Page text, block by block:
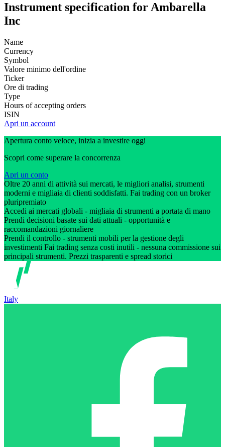
Instrument specification for Ambarella
Inc
Name
Currency
Symbol
Valore minimo dell'ordine
Ticker
Ore di trading
Type
Hours of accepting orders
ISIN
Apri un account
Apertura conto veloce, inizia a investire oggi
Scopri come superare la concorrenza
Apri un conto
Oltre 20 anni di attività sui mercati, le migliori analisi, strumenti
moderni e migliaia di clienti soddisfatti. Fai trading con un broker
pluripremiato
Accedi ai mercati globali - migliaia di strumenti a portata di mano
Prendi decisioni basate sui dati attuali - opportunità e
raccomandazioni giornaliere
Prendi il controllo - strumenti mobili per la gestione degli
investimenti Fai trading senza costi inutili - nessuna commissione sui
principali strumenti. Prezzi trasparenti e spread storici
Italy